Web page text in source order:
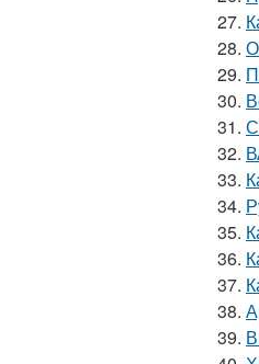
27.
28.
29.
30.
31.
32.
33.
34.
35.
36.
37.
38.
39.